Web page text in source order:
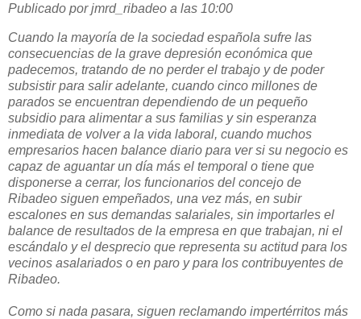
Publicado por jmrd_ribadeo a las 10:00
Cuando la mayoría de la sociedad española sufre las
consecuencias de la grave depresión económica que
padecemos, tratando de no perder el trabajo y de poder
subsistir para salir adelante, cuando cinco millones de
parados se encuentran dependiendo de un pequeño
subsidio para alimentar a sus familias y sin esperanza
inmediata de volver a la vida laboral, cuando muchos
empresarios hacen balance diario para ver si su negocio es
capaz de aguantar un día más el temporal o tiene que
disponerse a cerrar, los funcionarios del concejo de
Ribadeo siguen empeñados, una vez más, en subir
escalones en sus demandas salariales, sin importarles el
balance de resultados de la empresa en que trabajan, ni el
escándalo y el desprecio que representa su actitud para los
vecinos asalariados o en paro y para los contribuyentes de
Ribadeo.
Como si nada pasara, siguen reclamando impertérritos más